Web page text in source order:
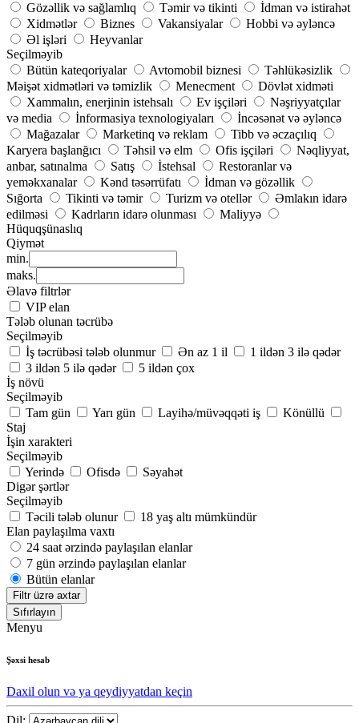
Gözəllik və sağlamlıq
Təmir və tikinti
İdman və istirahət
Xidmətlər
Biznes Vakansiyalar
Hobbi və əyləncə
Əl işləri
Heyvanlar
Seçilməyib
Bütün kateqoriyalar
Avtomobil biznesi
Təhlükəsizlik
Məişət xidmətləri və təmizlik
Menecment
Dövlət xidməti
Xammalın, enerjinin istehsalı
Ev işçiləri
Nəşriyyatçılar
və media
İnformasiya texnologiyaları
İncəsənət və əyləncə
Mağazalar
Marketinq və reklam
Tibb və əczaçılıq
Karyera başlanğıcı
Təhsil və elm Ofis işçiləri
Nəqliyyat,
anbar, satınalma
Satış İstehsal
Restoranlar və
yeməkxanalar
Kənd təsərrüfatı
İdman və gözəllik
Sığorta
Tikinti və təmir Turizm və otellər
Əmlakın idarə
edilməsi
Kadrların idarə olunması
Maliyyə
Hüquqşünaslıq
Qiymət
min.
maks.
Əlavə filtrlər
VIP elan
Tələb olunan təcrübə
Seçilməyib
İş təcrübəsi tələb olunmur
Ən az 1 il
1 ildən 3 ilə qədər
3 ildən 5 ilə qədər
5 ildən çox
İş növü
Seçilməyib
Tam gün
Yarı gün Layihə/müvəqqəti iş
Könüllü
Staj
İşin xarakteri
Seçilməyib
Yerində
Ofisdə
Səyahət
Digər şərtlər
Seçilməyib
Təcili tələb olunur
18 yaş altı mümkündür
Elan paylaşılma vaxtı
24 saat ərzində paylaşılan elanlar
7 gün ərzində paylaşılan elanlar
Bütün elanlar
Filtr üzrə axtar
Sıfırlayın
Menyu
Şəxsi hesab
Daxil olun və ya qeydiyyatdan keçin